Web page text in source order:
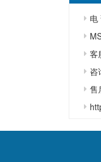
电
客
咨
售